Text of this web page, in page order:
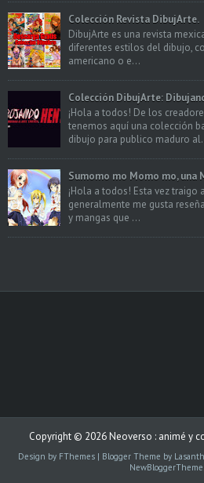
Colección Revista DibujArte.
DibujArte es una revista
diferentes estilos del dibujo,
americano o e...
Colección DibujArte:
¡Hola a todos! De los
tenemos aquí una colección
dibujo para publico maduro
Sumomo mo Momo mo, una
¡Hola a todos! Esta vez
generalmente me gusta
y mangas que ...
Copyright © 2026Neoverso : animé y
Design by FThemes | Blogger Theme by